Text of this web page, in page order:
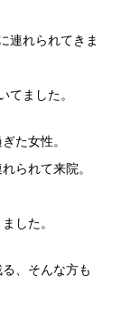
連れられてきま
てました。
た女性。
られて来院。
した。
、そんな方も